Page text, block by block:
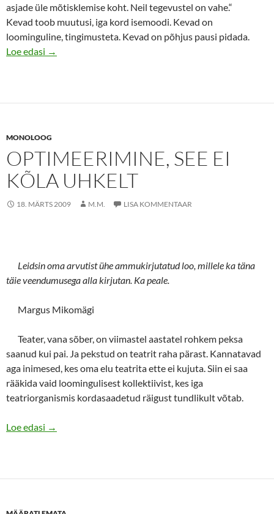
asjade üle mõtisklemise koht. Neil tegevustel on vahe.“
Kevad toob muutusi, iga kord isemoodi. Kevad on
loominguline, tingimusteta. Kevad on põhjus pausi pidada.
Loe edasi
Paus – algas kevad
→
MONOLOOG
OPTIMEERIMINE, SEE EI
KÕLA UHKELT
18. MÄRTS 2009 M.M. LISA KOMMENTAAR
Leidsin oma arvutist ühe ammukirjutatud loo, millele ka täna
täie veendumusega alla kirjutan. Ka peale.
Margus Mikomägi
Teater, vana sõber, on viimastel aastatel rohkem peksa
saanud kui pai. Ja pekstud on teatrit raha pärast. Kannatavad
aga inimesed, kes oma elu teatrita ette ei kujuta. Siin ei saa
rääkida vaid loomingulisest kollektiivist, kes iga
teatriorganismis kordasaadetud räigust tundlikult võtab.
Loe edasi Optimeerimine, see ei kõla uhkelt
→